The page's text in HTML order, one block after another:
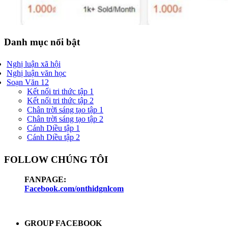
Danh mục nổi bật
Nghị luận xã hội
Nghị luận văn học
Soạn Văn 12
Kết nối tri thức tập 1
Kết nối tri thức tập 2
Chân trời sáng tạo tập 1
Chân trời sáng tạo tập 2
Cánh Diều tập 1
Cánh Diều tập 2
FOLLOW CHÚNG TÔI
FANPAGE:
Facebook.com/onthidgnlcom
GROUP FACEBOOK